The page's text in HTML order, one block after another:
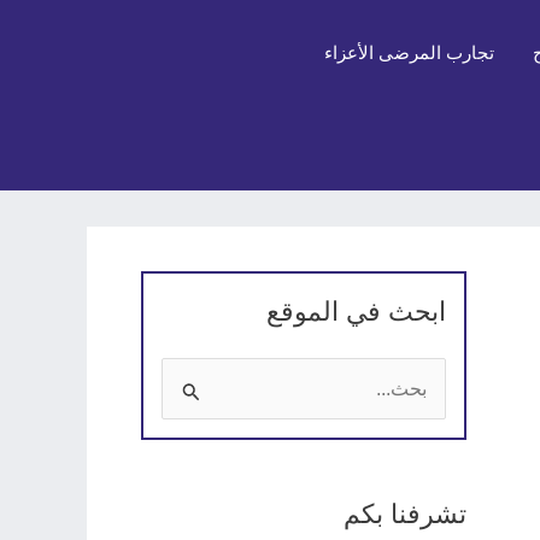
تجارب المرضى الأعزاء
ابحث في الموقع
ل
ح
تشرفنا بكم